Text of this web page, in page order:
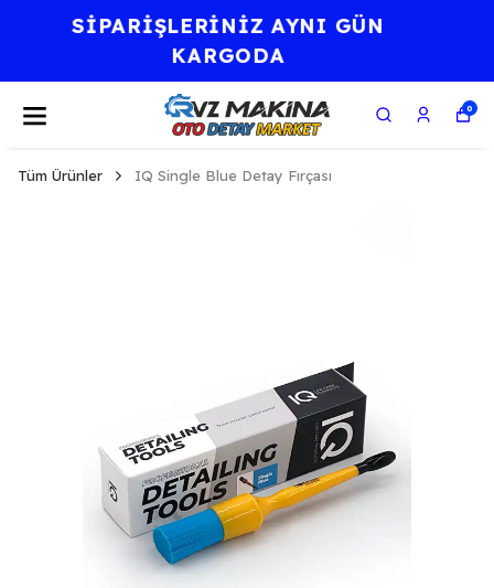
⭐KALİTE BİR AHLAK
FELSEFESİDİR.⭐
0
Tüm Ürünler IQ Single Blue Detay Fırçası